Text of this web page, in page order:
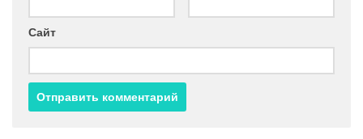
Сайт